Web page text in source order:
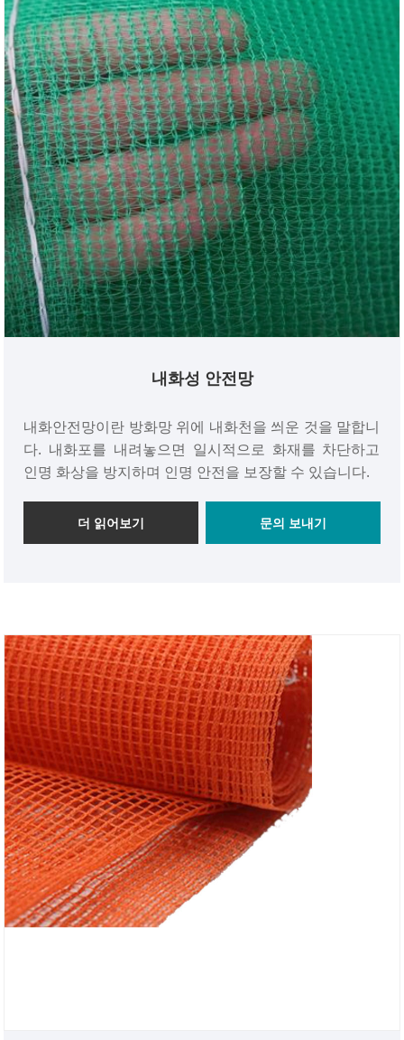
내화성 안전망
내화안전망이란 방화망 위에 내화천을 씌운 것을 말합니
다. 내화포를 내려놓으면 일시적으로 화재를 차단하고
인명 화상을 방지하며 인명 안전을 보장할 수 있습니다.
더 읽어보기 문의 보내기